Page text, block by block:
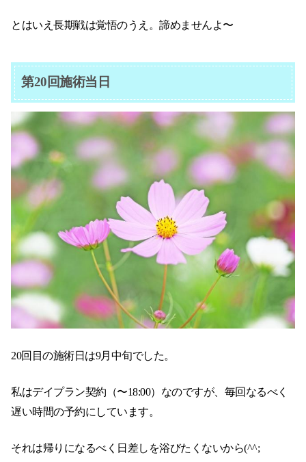
とはいえ長期戦は覚悟のうえ。諦めませんよ〜
第20回施術当日
20回目の施術日は9月中旬でした。
私はデイプラン契約（〜18:00）なのですが、毎回なるべく
遅い時間の予約にしています。
それは帰りになるべく日差しを浴びたくないから(^^;